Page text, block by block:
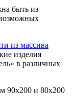
быть из
из массива
изделия
в различных
90х200 и 80х200